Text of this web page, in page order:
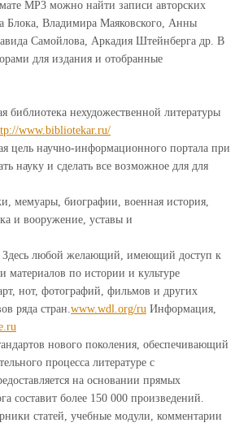
MP3 можно найти записи авторских
Блока, Владимира Маяковского, Анны
Самойлова, Аркадия Штейнберга др. В
для издания и отобранные
нехудожественной литературы
www.bibliotekar.ru/
цель научно-информационного портала при
науку и сделать все возможное для для
мемуары, биографии, военная история,
и вооружение, уставы и
Здесь любой желающий, имеющий доступ к
материалов по истории и культуре
нот, фотографий, фильмов и других
ряда стран.www.wdl.org/ru Информация,
нового поколения, обеспечивающий
процесса литературе с
на основании прямых
составит более 150 000 произведений.
статей, учебные модули, комментарии